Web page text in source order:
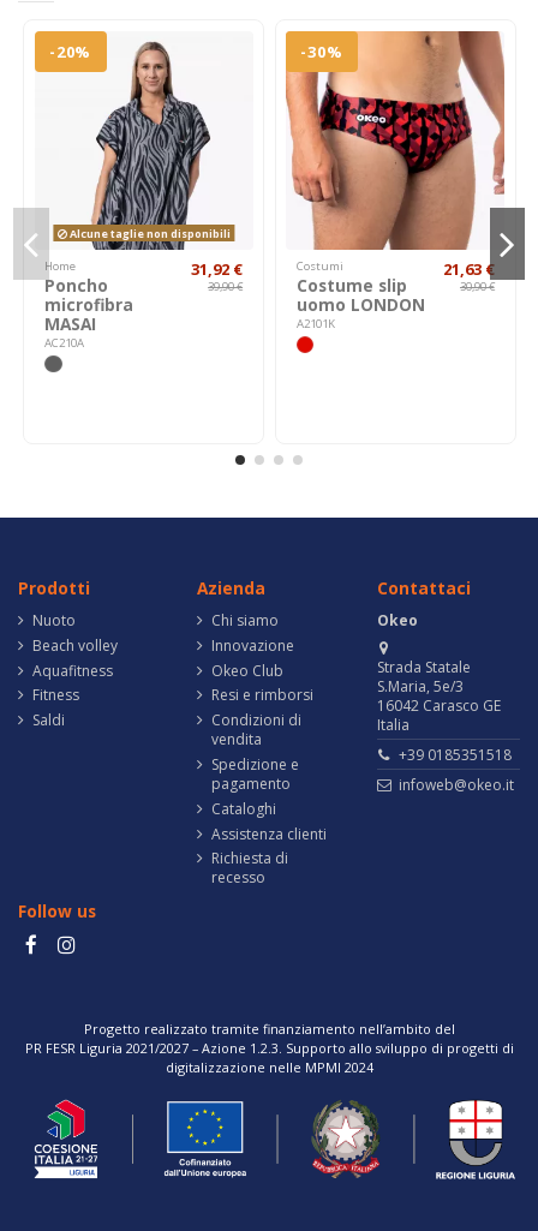
-20%
Alcune taglie non disponibili
Home
Poncho
microfibra
MASAI
AC210A
31,92 €
39,90 €
-30%
Costumi
Costume slip
uomo LONDON
A2101K
21,63 €
30,90 €
Prodotti
Nuoto
Beach volley
Aquafitness
Fitness
Saldi
Azienda
Chi siamo
Innovazione
Okeo Club
Resi e rimborsi
Condizioni di
vendita
Spedizione e
pagamento
Cataloghi
Assistenza clienti
Richiesta di
recesso
Contattaci
Okeo
Strada Statale
S.Maria, 5e/3
16042 Carasco GE
Italia
+39 0185351518
infoweb@okeo.it
Follow us
Progetto realizzato tramite finanziamento nell’ambito del
PR FESR Liguria 2021/2027 – Azione 1.2.3. Supporto allo sviluppo di progetti di
digitalizzazione nelle MPMI 2024